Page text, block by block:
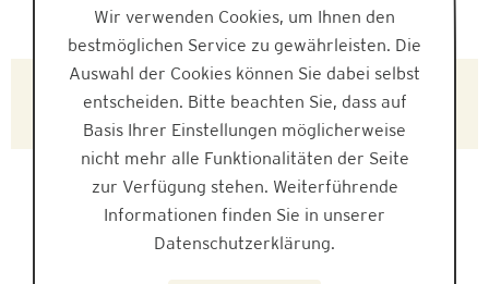
L162708
Wir verwenden Cookies, um Ihnen den
bestmöglichen Service zu gewährleisten. Die
Auswahl der Cookies können Sie dabei selbst
entscheiden. Bitte beachten Sie, dass auf
Basis Ihrer Einstellungen möglicherweise
nicht mehr alle Funktionalitäten der Seite
zur Verfügung stehen. Weiterführende
Informationen finden Sie in unserer
Datenschutzerklärung.